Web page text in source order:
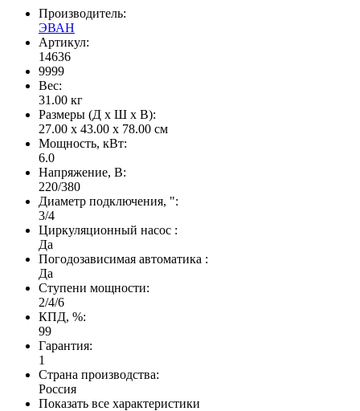
Производитель:
ЭВАН
Артикул:
14636
9999
Вес:
31.00 кг
Размеры (Д x Ш x В):
27.00 x 43.00 x 78.00 см
Мощность, кВт:
6.0
Напряжение, В:
220/380
Диаметр подключения, ":
3/4
Циркуляционный насос :
Да
Погодозависимая автоматика :
Да
Ступени мощности:
2/4/6
КПД, %:
99
Гарантия:
1
Страна производства:
Россия
Показать все характеристики